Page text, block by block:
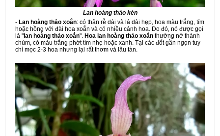
Lan hoàng thảo kèn
- Lan hoàng thảo xoắn: có thân rễ dài và lá dài hẹp, hoa màu trắng, tím
hoặc hồng với đài hoa xoắn và có nhiều cánh hoa. Do đó, nó được gọi
là " lan hoàng thảo xoắn". Hoa lan hoàng thảo xoắn thường nở thành
chùm, có màu trắng phớt tím nhẹ hoặc xanh. Tại các đốt gần ngọn tuy
chỉ mọc 2-3 hoa nhưng lại rất thơm và lâu tàn.